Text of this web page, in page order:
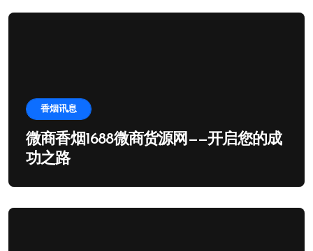
香烟讯息
微商香烟1688微商货源网——开启您的成
功之路